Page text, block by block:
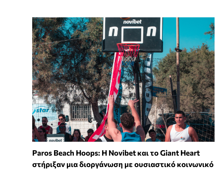
Paros Beach Hoops: Η Novibet και το Giant Heart
στήριξαν μια διοργάνωση με ουσιαστικό κοινωνικό